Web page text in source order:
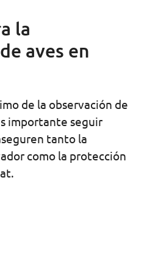
la
aves en
de la observación de
importante seguir
tanto la
como la protección